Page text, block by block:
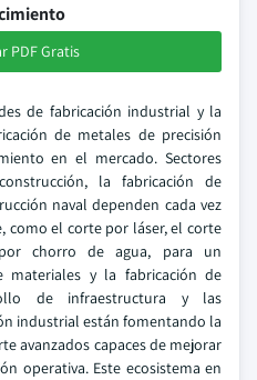
PDF Gratis
de fabricación industrial y la
de metales de precisión
en el mercado. Sectores
la fabricación de
naval dependen cada vez
como el corte por láser, el corte
chorro de agua, para un
materiales y la fabricación de
de infraestructura y las
industrial están fomentando la
avanzados capaces de mejorar
operativa. Este ecosistema en